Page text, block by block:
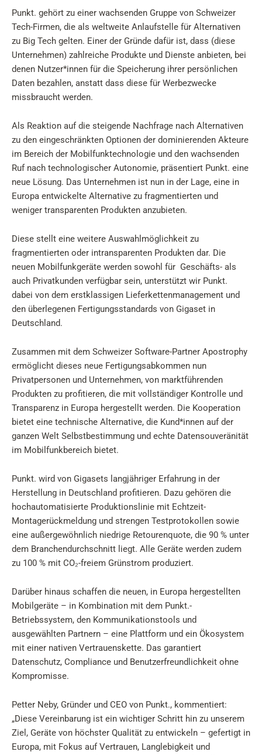
Punkt. gehört zu einer wachsenden Gruppe von Schweizer
Tech-Firmen, die als weltweite Anlaufstelle für Alternativen
zu Big Tech gelten. Einer der Gründe dafür ist, dass (diese
Unternehmen) zahlreiche Produkte und Dienste anbieten, bei
denen Nutzer*innen für die Speicherung ihrer persönlichen
Daten bezahlen, anstatt dass diese für Werbezwecke
missbraucht werden.
Als Reaktion auf die steigende Nachfrage nach Alternativen
zu den eingeschränkten Optionen der dominierenden Akteure
im Bereich der Mobilfunktechnologie und den wachsenden
Ruf nach technologischer Autonomie, präsentiert Punkt. eine
neue Lösung. Das Unternehmen ist nun in der Lage, eine in
Europa entwickelte Alternative zu fragmentierten und
weniger transparenten Produkten anzubieten.
Diese stellt eine weitere Auswahlmöglichkeit zu
fragmentierten oder intransparenten Produkten dar. Die
neuen Mobilfunkgeräte werden sowohl für Geschäfts- als
auch Privatkunden verfügbar sein, unterstützt wir Punkt.
dabei von dem erstklassigen Lieferkettenmanagement und
den überlegenen Fertigungsstandards von Gigaset in
Deutschland.
Zusammen mit dem Schweizer Software-Partner Apostrophy
ermöglicht dieses neue Fertigungsabkommen nun
Privatpersonen und Unternehmen, von marktführenden
Produkten zu profitieren, die mit vollständiger Kontrolle und
Transparenz in Europa hergestellt werden. Die Kooperation
bietet eine technische Alternative, die Kund*innen auf der
ganzen Welt Selbstbestimmung und echte Datensouveränität
im Mobilfunkbereich bietet.
Punkt. wird von Gigasets langjähriger Erfahrung in der
Herstellung in Deutschland profitieren. Dazu gehören die
hochautomatisierte Produktionslinie mit Echtzeit-
Montagerückmeldung und strengen Testprotokollen sowie
eine außergewöhnlich niedrige Retourenquote, die 90 % unter
dem Branchendurchschnitt liegt. Alle Geräte werden zudem
zu 100 % mit CO₂-freiem Grünstrom produziert.
Darüber hinaus schaffen die neuen, in Europa hergestellten
Mobilgeräte – in Kombination mit dem Punkt.-
Betriebssystem, den Kommunikationstools und
ausgewählten Partnern – eine Plattform und ein Ökosystem
mit einer nativen Vertrauenskette. Das garantiert
Datenschutz, Compliance und Benutzerfreundlichkeit ohne
Kompromisse.
Petter Neby, Gründer und CEO von Punkt., kommentiert:
„Diese Vereinbarung ist ein wichtiger Schritt hin zu unserem
Ziel, Geräte von höchster Qualität zu entwickeln – gefertigt in
Europa, mit Fokus auf Vertrauen, Langlebigkeit und